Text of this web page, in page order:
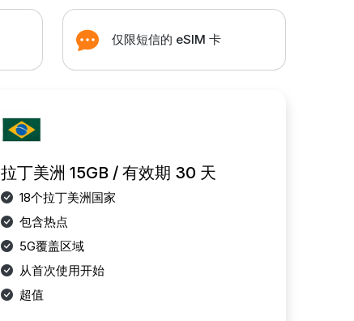
仅限短信的 eSIM 卡
拉丁美洲 15GB / 有效期 30 天
18个拉丁美洲国家
包含热点
5G覆盖区域
从首次使用开始
超值